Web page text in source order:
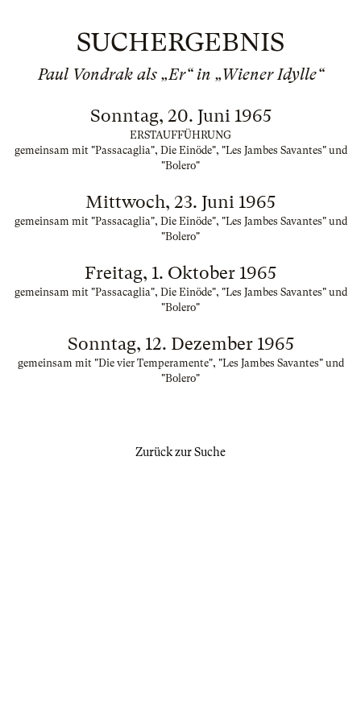
SUCHERGEBNIS
Paul Vondrak als „Er“ in „Wiener Idylle“
Sonntag, 20. Juni 1965
ERSTAUFFÜHRUNG
gemeinsam mit "Passacaglia", Die Einöde", "Les Jambes Savantes" und
"Bolero"
Mittwoch, 23. Juni 1965
gemeinsam mit "Passacaglia", Die Einöde", "Les Jambes Savantes" und
"Bolero"
Freitag, 1. Oktober 1965
gemeinsam mit "Passacaglia", Die Einöde", "Les Jambes Savantes" und
"Bolero"
Sonntag, 12. Dezember 1965
gemeinsam mit "Die vier Temperamente", "Les Jambes Savantes" und
"Bolero"
Zurück zur Suche